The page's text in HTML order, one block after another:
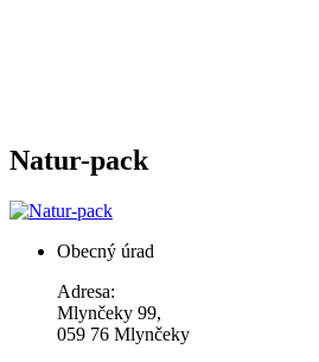
Natur-pack
Obecný úrad
Adresa:
Mlynčeky 99,
059 76 Mlynčeky